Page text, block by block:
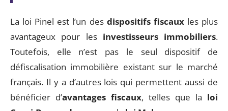
La loi Pinel est l’un des dispositifs fiscauxles plus
avantageux pour les investisseurs immobiliers.
Toutefois, elle n’est pas le seul dispositif de
défiscalisation immobilière existant sur le marché
français. Il y a d’autres lois qui permettent aussi de
bénéficier d’avantages fiscaux, telles que la loi